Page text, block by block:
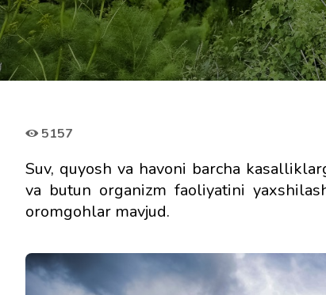
5157
Suv, quyosh va havoni barcha
va butun organizm faoliyatini
oromgohlar mavjud.